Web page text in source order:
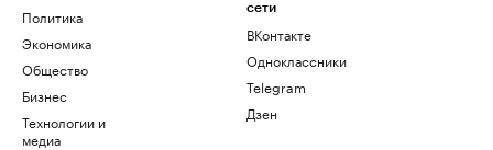
Политика
Экономика
Общество
Бизнес
Технологии и
медиа
сети
ВКонтакте
Одноклассники
Telegram
Дзен